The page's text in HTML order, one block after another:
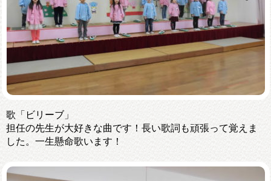
歌「ビリーブ」
担任の先生が大好きな曲です！長い歌詞も頑張って覚えま
した。一生懸命歌います！